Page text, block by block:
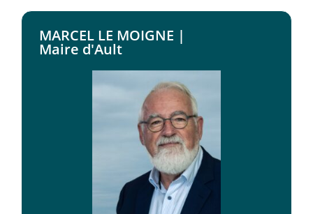
MARCEL LE MOIGNE |
Maire d'Ault